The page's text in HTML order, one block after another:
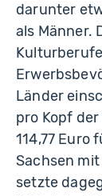
darunter
als Männer.
Länder
pro Kopf
114,77 Euro
Sachsen
setzte